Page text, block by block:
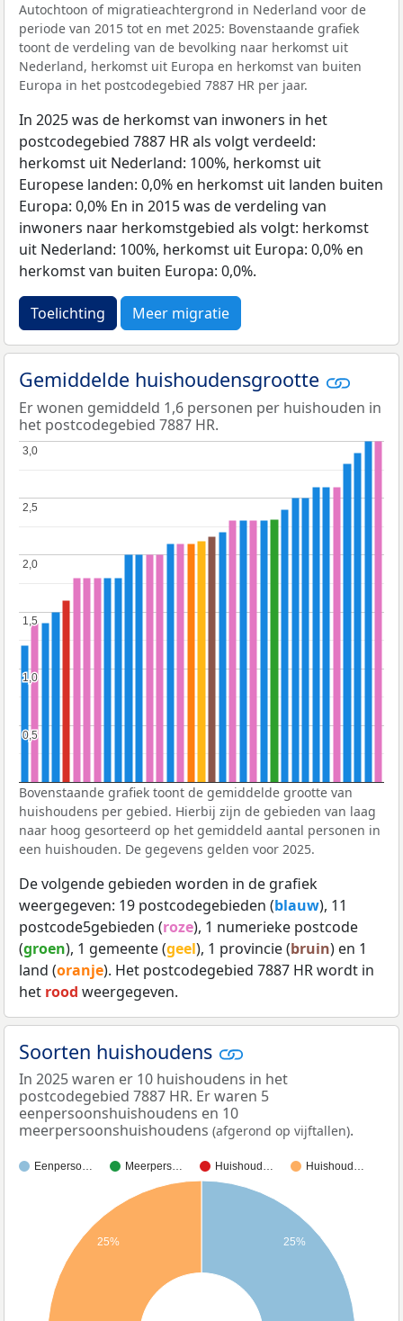
Autochtoon of migratieachtergrond in Nederland voor de
periode van 2015 tot en met 2025: Bovenstaande grafiek
toont de verdeling van de bevolking naar herkomst uit
Nederland, herkomst uit Europa en herkomst van buiten
Europa in het postcodegebied 7887 HR per jaar.
In 2025 was de herkomst van inwoners in het
postcodegebied 7887 HR als volgt verdeeld:
herkomst uit Nederland: 100%, herkomst uit
Europese landen: 0,0% en herkomst uit landen buiten
Europa: 0,0% En in 2015 was de verdeling van
inwoners naar herkomstgebied als volgt: herkomst
uit Nederland: 100%, herkomst uit Europa: 0,0% en
herkomst van buiten Europa: 0,0%.
Toelichting Meer migratie
Gemiddelde huishoudensgrootte
Er wonen gemiddeld 1,6 personen per huishouden in
het postcodegebied 7887 HR.
0,5
0,5
1,0
1,0
1,5
1,5
2,0
2,0
2,5
2,5
3,0
3,0
Bovenstaande grafiek toont de gemiddelde grootte van
huishoudens per gebied. Hierbij zijn de gebieden van laag
naar hoog gesorteerd op het gemiddeld aantal personen in
een huishouden. De gegevens gelden voor 2025.
De volgende gebieden worden in de grafiek
weergegeven: 19 postcodegebieden (blauw), 11
postcode5gebieden (roze), 1 numerieke postcode
(groen), 1 gemeente (geel), 1 provincie (bruin) en 1
land (oranje). Het postcodegebied 7887 HR wordt in
het rood weergegeven.
Soorten huishoudens
In 2025 waren er 10 huishoudens in het
postcodegebied 7887 HR. Er waren 5
eenpersoonshuishoudens en 10
meerpersoonshuishoudens (afgerond op vijftallen).
Eenperso… Meerpers… Huishoud… Huishoud…
25%
25%